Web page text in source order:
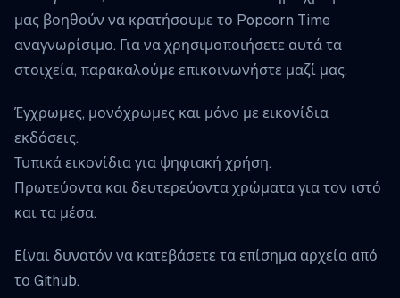
μας βοηθούν να κρατήσουμε το Popcorn Time
αναγνωρίσιμο. Για να χρησιμοποιήσετε αυτά τα
στοιχεία, παρακαλούμε επικοινωνήστε μαζί μας.
Έγχρωμες, μονόχρωμες και μόνο με εικονίδια
εκδόσεις.
Τυπικά εικονίδια για ψηφιακή χρήση.
Πρωτεύοντα και δευτερεύοντα χρώματα για τον ιστό
και τα μέσα.
Είναι δυνατόν να κατεβάσετε τα επίσημα αρχεία από
το Github.